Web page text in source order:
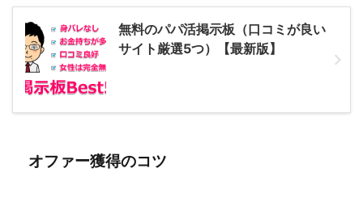
無料のパパ活掲示板（口コミが良い
サイト厳選5つ）【最新版】
オファー獲得のコツ